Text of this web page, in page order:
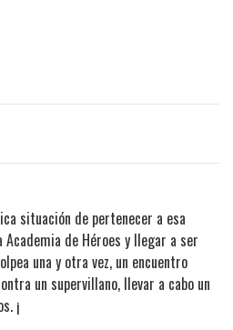
situación de pertenecer a esa
de Héroes y llegar a ser
una y otra vez, un encuentro
un supervillano, llevar a cabo un
¡